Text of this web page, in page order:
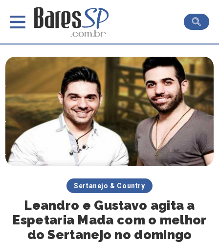
Sertanejo & Country
Leandro e Gustavo agita a
Espetaria Mada com o melhor
do Sertanejo no domingo